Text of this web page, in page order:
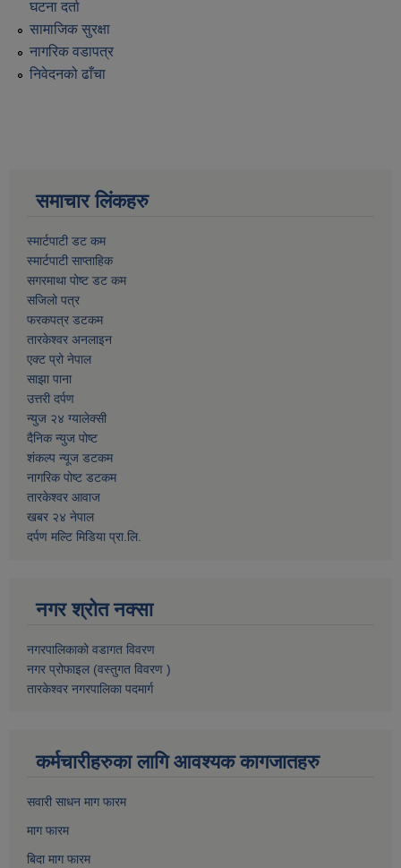
घटना दर्ता
सामाजिक सुरक्षा
नागरिक वडापत्र
निवेदनको ढाँचा
समाचार लिंकहरु
स्मार्टपाटी डट कम
स्मार्टपाटी साप्ताहिक
सगरमाथा पोष्ट डट कम
सजिलो पत्र
फरकपत्र डटकम
तारकेश्वर अनलाइन
एक्ट प्रो नेपाल
साझा पाना
उत्तरी दर्पण
न्युज २४ ग्यालेक्सी
दैनिक न्युज पोष्ट
शंकल्प न्यूज डटकम
नागरिक पोष्ट डटकम
तारकेश्वर आवाज
खबर २४ नेपाल
दर्पण मल्टि मिडिया प्रा.लि.
नगर श्रोत नक्सा
नगरपालिकाको वडागत विवरण
नगर प्रोफाइल (वस्तुगत विवरण )
तारकेश्वर नगरपालिका पदमार्ग
कर्मचारीहरुका लागि आवश्यक कागजातहरु
सवारी साधन माग फारम
माग फारम
बिदा माग फारम